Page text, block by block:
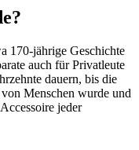
170-jährige Geschichte
auch für Privatleute
dauern, bis die
Menschen wurde und
jeder